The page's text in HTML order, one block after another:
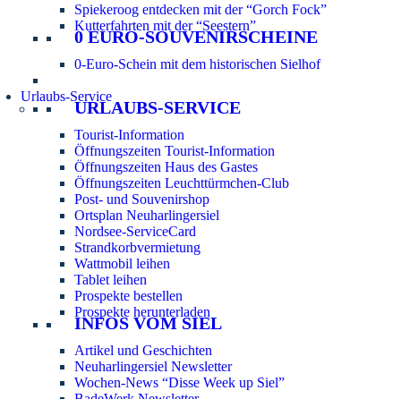
Spiekeroog entdecken mit der “Gorch Fock”
Kutterfahrten mit der “Seestern”
0 EURO-SOUVENIRSCHEINE
0-Euro-Schein mit dem historischen Sielhof
Urlaubs-Service
URLAUBS-SERVICE
Tourist-Information
Öffnungszeiten Tourist-Information
Öffnungszeiten Haus des Gastes
Öffnungszeiten Leuchttürmchen-Club
Post- und Souvenirshop
Ortsplan Neuharlingersiel
Nordsee-ServiceCard
Strandkorbvermietung
Wattmobil leihen
Tablet leihen
Prospekte bestellen
Prospekte herunterladen
INFOS VOM SIEL
Artikel und Geschichten
Neuharlingersiel Newsletter
Wochen-News “Disse Week up Siel”